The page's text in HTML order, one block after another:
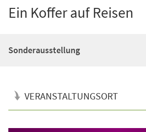
Ein Koffer auf Reisen
Sonderausstellung
VERANSTALTUNGSORT